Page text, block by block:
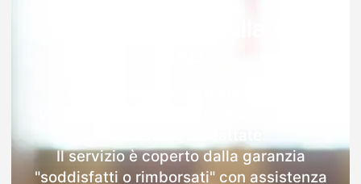
Il servizio è coperto dalla garanzia
"soddisfatti o rimborsati" con assistenza